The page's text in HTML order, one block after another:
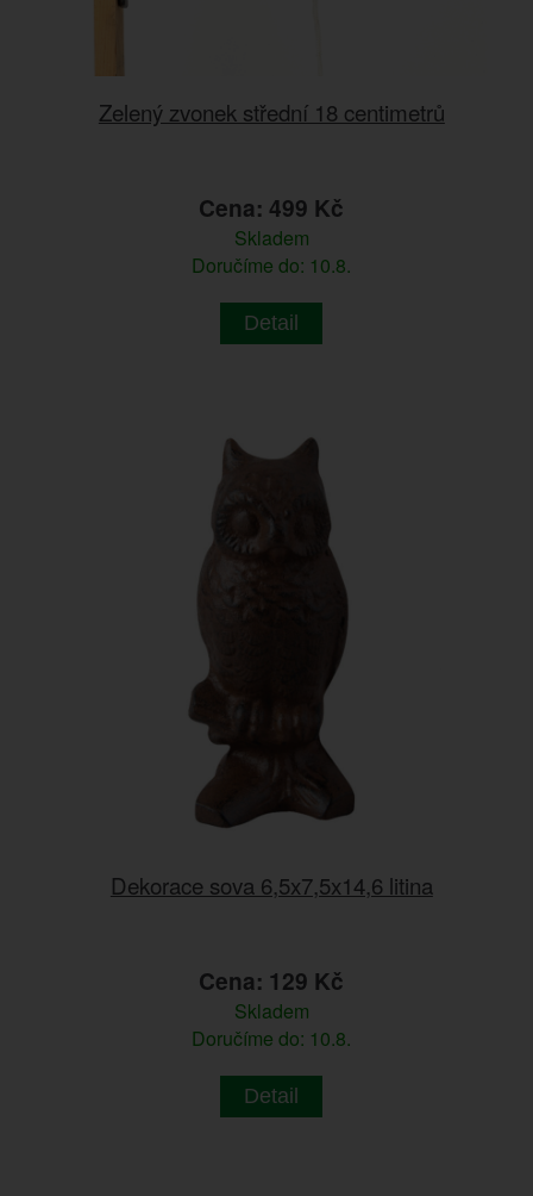
Zelený zvonek střední 18 centimetrů
Cena: 499 Kč
Skladem
Doručíme do: 10.8.
Detail
Dekorace sova 6,5x7,5x14,6 litina
Cena: 129 Kč
Skladem
Doručíme do: 10.8.
Detail